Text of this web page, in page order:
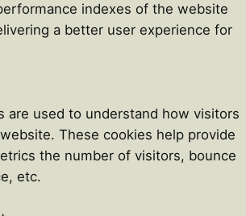
indexes of the website
a better user experience for
are used to understand how visitors
These cookies help provide
the number of visitors, bounce
etc.